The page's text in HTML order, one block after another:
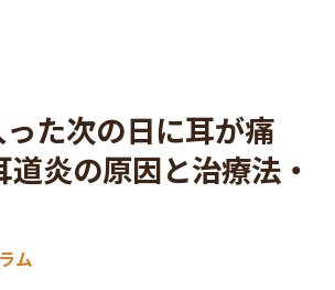
た次の日に耳が痛
炎の原因と治療法・
ム